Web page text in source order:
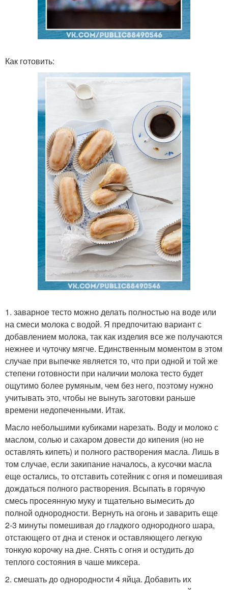
Как готовить:
1. заварное тесто можно делать полностью на воде или
на смеси молока с водой. Я предпочитаю вариант с
добавлением молока, так как изделия все же получаются
нежнее и чуточку мягче. Единственным моментом в этом
случае при выпечке является то, что при одной и той же
степени готовности при наличии молока тесто будет
ощутимо более румяным, чем без него, поэтому нужно
учитывать это, чтобы не вынуть заготовки раньше
времени недопеченными. Итак.
Масло небольшими кубиками нарезать. Воду и молоко с
маслом, солью и сахаром довести до кипения (но не
оставлять кипеть) и полного растворения масла. Лишь в
том случае, если закипание началось, а кусочки масла
еще остались, то отставить сотейник с огня и помешивая
дождаться полного растворения. Всыпать в горячую
смесь просеянную муку и тщательно вымесить до
полной однородности. Вернуть на огонь и заварить еще
2-3 минуты помешивая до гладкого однородного шара,
отстающего от дна и стенок и оставляющего легкую
тонкую корочку на дне. Снять с огня и остудить до
теплого состояния в чаше миксера.
2. смешать до однородности 4 яйца. Добавить их